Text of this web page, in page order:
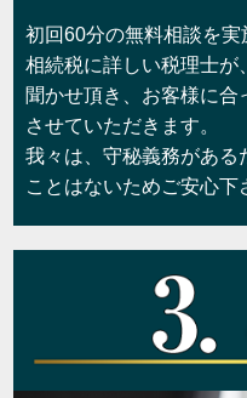
初回60分の無料相談を実
相続税に詳しい税理士が
聞かせ頂き、お客様に合
させていただきます。
我々は、守秘義務がある
ことはないためご安心下